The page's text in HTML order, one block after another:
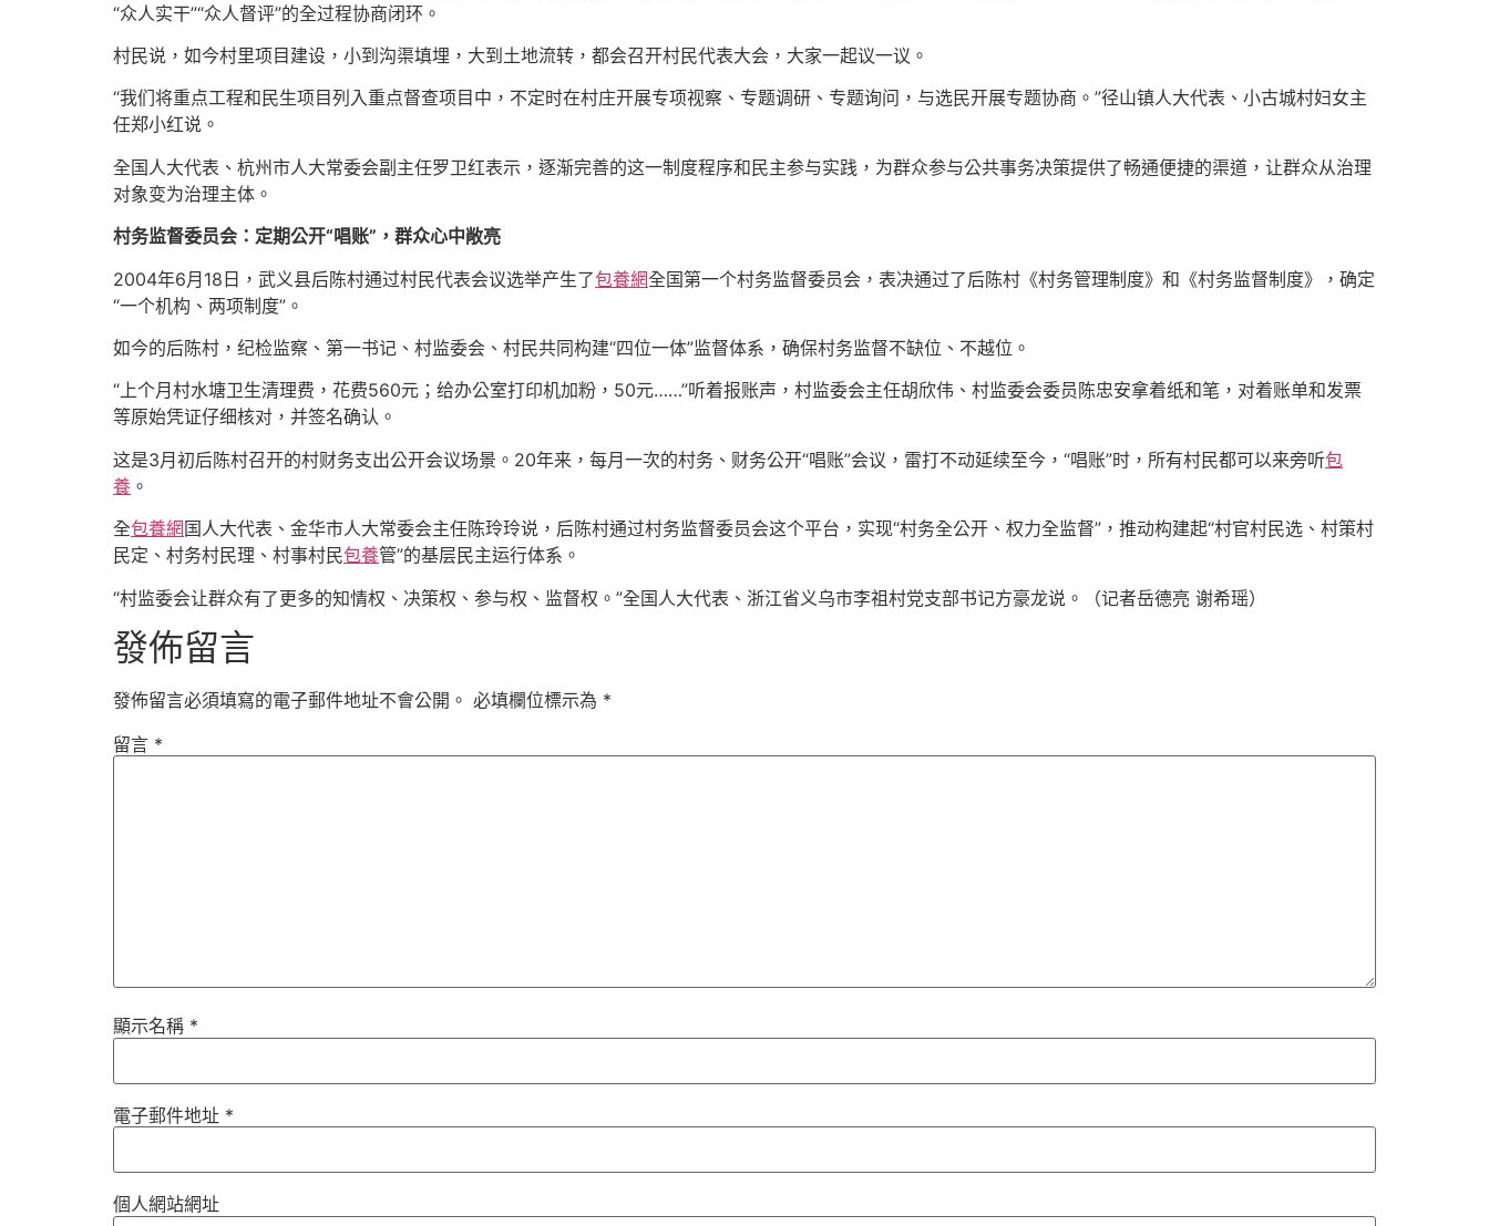
“众人实干”“众人督评”的全过程协商闭环。
村民说，如今村里项目建设，小到沟渠填埋，大到土地流转，都会召开村民代表大会，大家一起议一议。
“我们将重点工程和民生项目列入重点督查项目中，不定时在村庄开展专项视察、专题调研、专题询问，与选民开展专题协商。”径山镇人大代表、小古城村妇女主
任郑小红说。
全国人大代表、杭州市人大常委会副主任罗卫红表示，逐渐完善的这一制度程序和民主参与实践，为群众参与公共事务决策提供了畅通便捷的渠道，让群众从治理
对象变为治理主体。
村务监督委员会：定期公开“唱账”，群众心中敞亮
2004年6月18日，武义县后陈村通过村民代表会议选举产生了包養網全国第一个村务监督委员会，表决通过了后陈村《村务管理制度》和《村务监督制度》，确定
“一个机构、两项制度”。
如今的后陈村，纪检监察、第一书记、村监委会、村民共同构建“四位一体”监督体系，确保村务监督不缺位、不越位。
“上个月村水塘卫生清理费，花费560元；给办公室打印机加粉，50元……”听着报账声，村监委会主任胡欣伟、村监委会委员陈忠安拿着纸和笔，对着账单和发票
等原始凭证仔细核对，并签名确认。
这是3月初后陈村召开的村财务支出公开会议场景。20年来，每月一次的村务、财务公开“唱账”会议，雷打不动延续至今，“唱账”时，所有村民都可以来旁听包
養 。
全包養網 国人大代表、金华市人大常委会主任陈玲玲说，后陈村通过村务监督委员会这个平台，实现“村务全公开、权力全监督”，推动构建起“村官村民选、村策村
民定、村务村民理、村事村民包養管”的基层民主运行体系。
“村监委会让群众有了更多的知情权、决策权、参与权、监督权。”全国人大代表、浙江省义乌市李祖村党支部书记方豪龙说。（记者岳德亮 谢希瑶）
發佈留言
發佈留言必須填寫的電子郵件地址不會公開。 必填欄位標示為 *
留言 *
顯示名稱 *
電子郵件地址 *
個人網站網址